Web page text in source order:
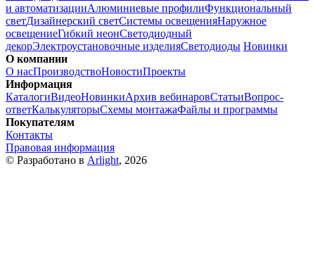
и автоматизацииАлюминиевые профилиФункциональный
светДизайнерский светСистемы освещенияНаружное
освещениеГибкий неонСветодиодный
декорЭлектроустановочные изделияСветодиоды Новинки
О компании
О насПроизводствоНовостиПроекты
Информация
КаталогиВидеоНовинкиАрхив вебинаровСтатьиВопрос-
ответКалькуляторыСхемы монтажаФайлы и программы
Покупателям
Контакты
Правовая информация
© Разработано в Arlight, 2026